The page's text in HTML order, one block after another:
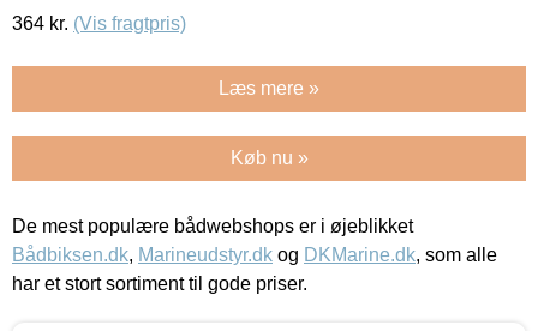
364 kr. (Vis fragtpris)
Læs mere »
Køb nu »
De mest populære bådwebshops er i øjeblikket
Bådbiksen.dk, Marineudstyr.dk og DKMarine.dk, som alle
har et stort sortiment til gode priser.